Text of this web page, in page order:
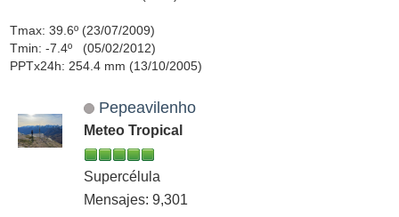
Tmax: 39.6º (23/07/2009)
Tmin: -7.4º (05/02/2012)
PPTx24h: 254.4 mm (13/10/2005)
Pepeavilenho
Meteo Tropical
Supercélula
Mensajes: 9,301